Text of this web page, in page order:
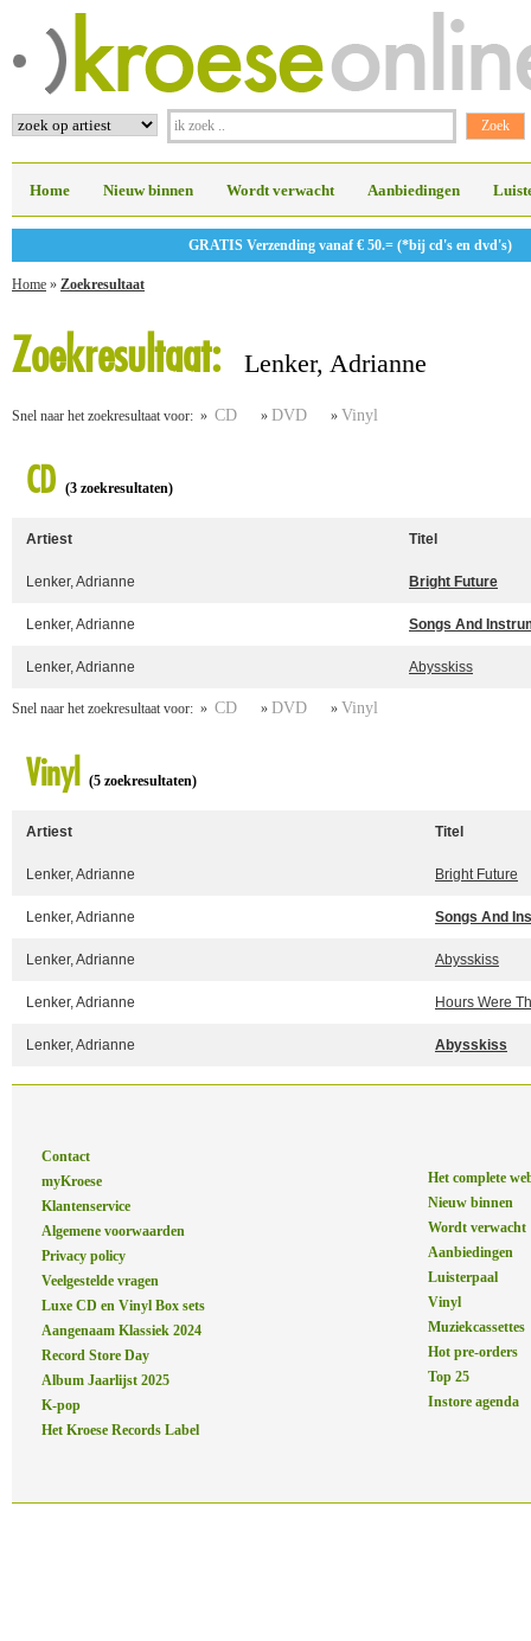
Home Nieuw binnen Wordt verwacht Aanbiedingen
GRATIS Verzending vanaf € 50.= (*bij cd's en dvd's)
Home » Zoekresultaat
Zoekresultaat: Lenker, Adrianne
Snel naar het zoekresultaat voor: » CD » DVD » Vinyl
CD (3 zoekresultaten)
Artiest Titel
Lenker, Adrianne Bright Future
Lenker, Adrianne Songs And
Lenker, Adrianne Abysskiss
Snel naar het zoekresultaat voor: » CD » DVD » Vinyl
Vinyl (5 zoekresultaten)
Artiest Titel
Lenker, Adrianne Bright Future
Lenker, Adrianne Songs And
Lenker, Adrianne Abysskiss
Lenker, Adrianne Hours Were
Lenker, Adrianne Abysskiss
Contact
myKroese
Klantenservice
Algemene voorwaarden
Privacy policy
Veelgestelde vragen
Luxe CD en Vinyl Box sets
Aangenaam Klassiek 2024
Record Store Day
Album Jaarlijst 2025
K-pop
Het Kroese Records Label
Het complete
Nieuw binnen
Wordt verwacht
Aanbiedingen
Luisterpaal
Vinyl
Muziekcassettes
Hot pre-orders
Top 25
Instore agenda